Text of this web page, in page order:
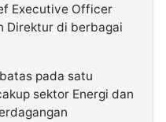
Executive Officer
Direktur di berbagai
pada satu
sektor Energi dan